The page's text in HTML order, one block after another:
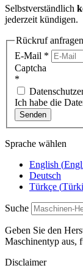
Selbstverständlich
jederzeit kündigen.
Rückruf anfragen
E-Mail *
Captcha
*
Ich habe die
Senden
Sprache wählen
English (
Deutsch
Türkçe (
Suche
Geben Sie den
Maschinentyp aus,
Disclaimer